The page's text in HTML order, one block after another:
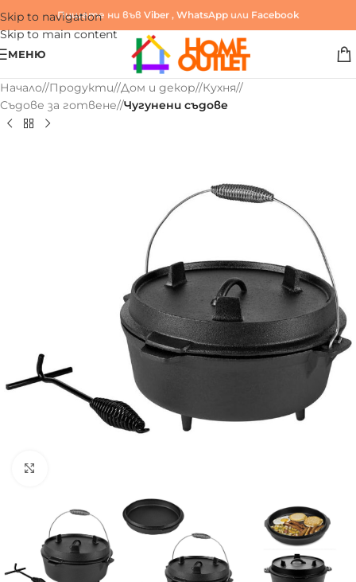
Skip to navigation
Skip to main content
Пишете ни във Viber , WhatsAppили Facebook
МЕНЮ
Начало/ Продукти/ Дом и декор/ Кухня/
Съдове за готвене/ Чугунени съдове